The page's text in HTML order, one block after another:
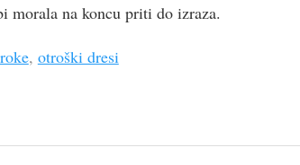
morala na koncu priti do izraza.
, otroški dresi